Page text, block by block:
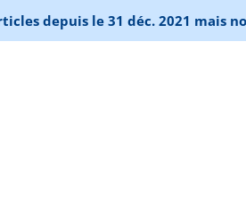
depuis le 31 déc. 2021 mais